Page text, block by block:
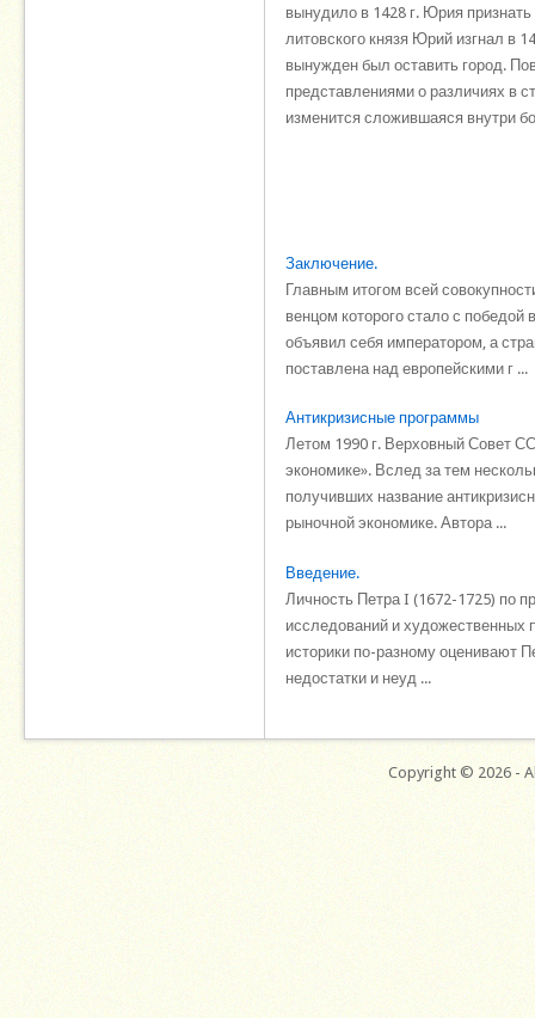
вынудило в 1428 г. Юрия
литовского князя Юрий изгнал в
вынужден был оставить город.
представлениями о различиях в
изменится сложившаяся внутри
Заключение.
Главным итогом всей
венцом которого стало с победой
объявил себя императо­ром, а
поставлена над европейскими г ...
Антикризисные программы
Летом 1990 г. Верховный Совет
экономике». Вслед за тем
получив­ших название
рыночной экономике. Автора ...
Введение.
Личность Петра I (1672-1725) по
исследований и художественных
историки по-разному оценивают
недостатки и неуд ...
Copyright © 2026 -